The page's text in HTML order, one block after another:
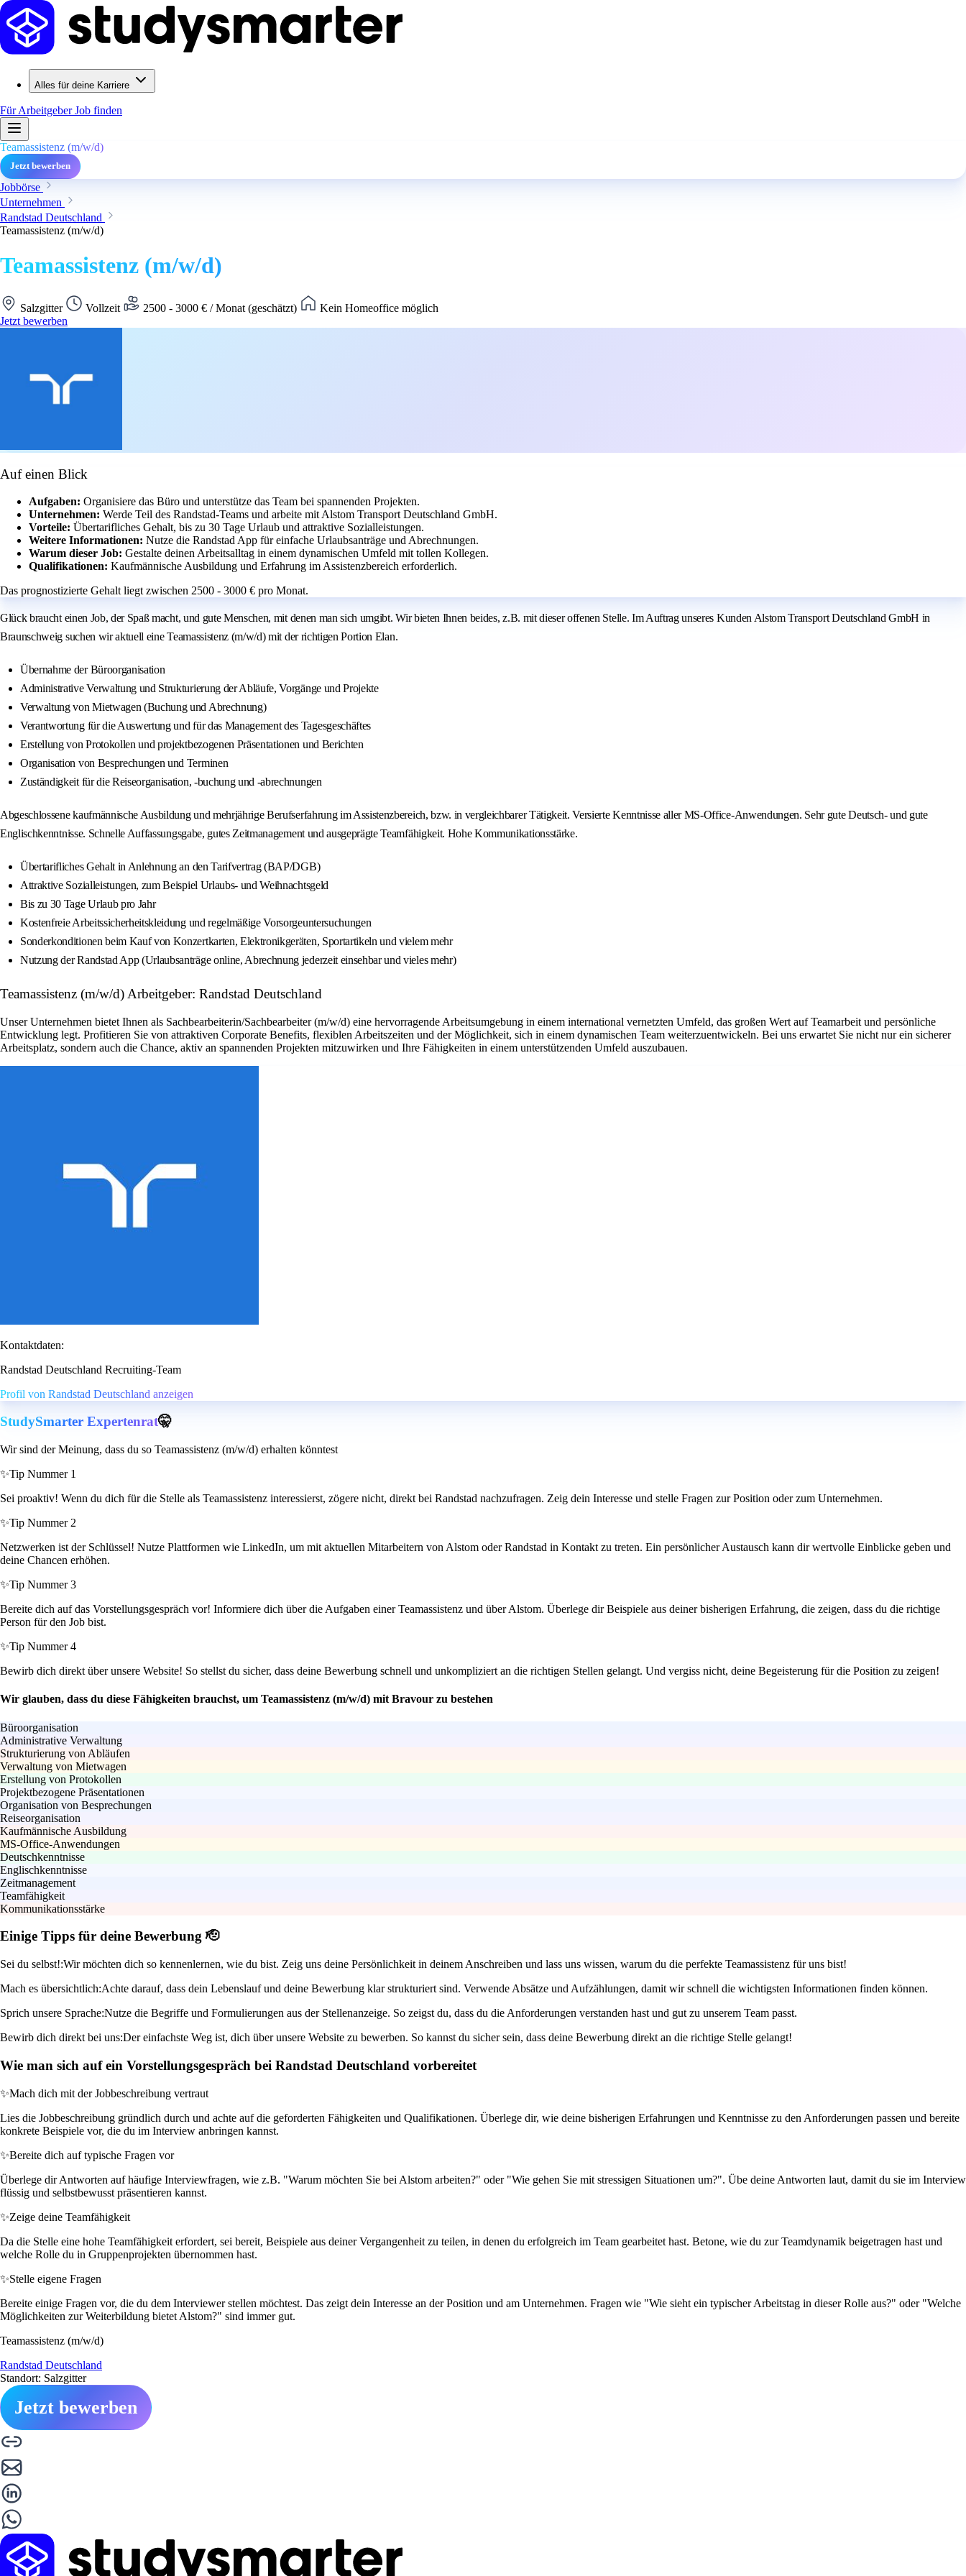
Alles für deine Karriere
Für ArbeitgeberJob finden
Teamassistenz (m/w/d)
Jetzt bewerben
Jobbörse
Unternehmen
Randstad Deutschland
Teamassistenz (m/w/d)
Teamassistenz (m/w/d)
Salzgitter Vollzeit 2500 - 3000 € / Monat (geschätzt)
Kein Homeoffice möglich
Jetzt bewerben
Auf einen Blick
Aufgaben: Organisiere das Büro und unterstütze das Team bei spannenden Projekten.
Unternehmen: Werde Teil des Randstad-Teams und arbeite mit Alstom Transport Deutschland GmbH.
Vorteile: Übertarifliches Gehalt, bis zu 30 Tage Urlaub und attraktive Sozialleistungen.
Weitere Informationen: Nutze die Randstad App für einfache Urlaubsanträge und Abrechnungen.
Warum dieser Job: Gestalte deinen Arbeitsalltag in einem dynamischen Umfeld mit tollen Kollegen.
Qualifikationen: Kaufmännische Ausbildung und Erfahrung im Assistenzbereich erforderlich.
Das prognostizierte Gehalt liegt zwischen 2500 - 3000 € pro Monat.
Glück braucht einen Job, der Spaß macht, und gute Menschen, mit denen man sich umgibt. Wir bieten Ihnen beides, z.B. mit dieser offenen Stelle. Im Auftrag unseres Kunden Alstom Transport Deutschland GmbH in
Braunschweig suchen wir aktuell eine Teamassistenz (m/w/d) mit der richtigen Portion Elan.
Übernahme der Büroorganisation
Administrative Verwaltung und Strukturierung der Abläufe, Vorgänge und Projekte
Verwaltung von Mietwagen (Buchung und Abrechnung)
Verantwortung für die Auswertung und für das Management des Tagesgeschäftes
Erstellung von Protokollen und projektbezogenen Präsentationen und Berichten
Organisation von Besprechungen und Terminen
Zuständigkeit für die Reiseorganisation, -buchung und -abrechnungen
Abgeschlossene kaufmännische Ausbildung und mehrjährige Berufserfahrung im Assistenzbereich, bzw. in vergleichbarer Tätigkeit. Versierte Kenntnisse aller MS-Office-Anwendungen. Sehr gute Deutsch- und gute
Englischkenntnisse. Schnelle Auffassungsgabe, gutes Zeitmanagement und ausgeprägte Teamfähigkeit. Hohe Kommunikationsstärke.
Übertarifliches Gehalt in Anlehnung an den Tarifvertrag (BAP/DGB)
Attraktive Sozialleistungen, zum Beispiel Urlaubs- und Weihnachtsgeld
Bis zu 30 Tage Urlaub pro Jahr
Kostenfreie Arbeitssicherheitskleidung und regelmäßige Vorsorgeuntersuchungen
Sonderkonditionen beim Kauf von Konzertkarten, Elektronikgeräten, Sportartikeln und vielem mehr
Nutzung der Randstad App (Urlaubsanträge online, Abrechnung jederzeit einsehbar und vieles mehr)
Teamassistenz (m/w/d) Arbeitgeber: Randstad Deutschland
Unser Unternehmen bietet Ihnen als Sachbearbeiterin/Sachbearbeiter (m/w/d) eine hervorragende Arbeitsumgebung in einem international vernetzten Umfeld, das großen Wert auf Teamarbeit und persönliche
Entwicklung legt. Profitieren Sie von attraktiven Corporate Benefits, flexiblen Arbeitszeiten und der Möglichkeit, sich in einem dynamischen Team weiterzuentwickeln. Bei uns erwartet Sie nicht nur ein sicherer
Arbeitsplatz, sondern auch die Chance, aktiv an spannenden Projekten mitzuwirken und Ihre Fähigkeiten in einem unterstützenden Umfeld auszubauen.
Kontaktdaten:
Randstad Deutschland Recruiting-Team
Profil von Randstad Deutschland anzeigen
StudySmarter Expertenrat🤫
Wir sind der Meinung, dass du so Teamassistenz (m/w/d) erhalten könntest
✨Tip Nummer 1
Sei proaktiv! Wenn du dich für die Stelle als Teamassistenz interessierst, zögere nicht, direkt bei Randstad nachzufragen. Zeig dein Interesse und stelle Fragen zur Position oder zum Unternehmen.
✨Tip Nummer 2
Netzwerken ist der Schlüssel! Nutze Plattformen wie LinkedIn, um mit aktuellen Mitarbeitern von Alstom oder Randstad in Kontakt zu treten. Ein persönlicher Austausch kann dir wertvolle Einblicke geben und
deine Chancen erhöhen.
✨Tip Nummer 3
Bereite dich auf das Vorstellungsgespräch vor! Informiere dich über die Aufgaben einer Teamassistenz und über Alstom. Überlege dir Beispiele aus deiner bisherigen Erfahrung, die zeigen, dass du die richtige
Person für den Job bist.
✨Tip Nummer 4
Bewirb dich direkt über unsere Website! So stellst du sicher, dass deine Bewerbung schnell und unkompliziert an die richtigen Stellen gelangt. Und vergiss nicht, deine Begeisterung für die Position zu zeigen!
Wir glauben, dass du diese Fähigkeiten brauchst, um Teamassistenz (m/w/d) mit Bravour zu bestehen
Büroorganisation
Administrative Verwaltung
Strukturierung von Abläufen
Verwaltung von Mietwagen
Erstellung von Protokollen
Projektbezogene Präsentationen
Organisation von Besprechungen
Reiseorganisation
Kaufmännische Ausbildung
MS-Office-Anwendungen
Deutschkenntnisse
Englischkenntnisse
Zeitmanagement
Teamfähigkeit
Kommunikationsstärke
Einige Tipps für deine Bewerbung 🫡
Sei du selbst!:Wir möchten dich so kennenlernen, wie du bist. Zeig uns deine Persönlichkeit in deinem Anschreiben und lass uns wissen, warum du die perfekte Teamassistenz für uns bist!
Mach es übersichtlich:Achte darauf, dass dein Lebenslauf und deine Bewerbung klar strukturiert sind. Verwende Absätze und Aufzählungen, damit wir schnell die wichtigsten Informationen finden können.
Sprich unsere Sprache:Nutze die Begriffe und Formulierungen aus der Stellenanzeige. So zeigst du, dass du die Anforderungen verstanden hast und gut zu unserem Team passt.
Bewirb dich direkt bei uns:Der einfachste Weg ist, dich über unsere Website zu bewerben. So kannst du sicher sein, dass deine Bewerbung direkt an die richtige Stelle gelangt!
Wie man sich auf ein Vorstellungsgespräch bei Randstad Deutschland vorbereitet
✨Mach dich mit der Jobbeschreibung vertraut
Lies die Jobbeschreibung gründlich durch und achte auf die geforderten Fähigkeiten und Qualifikationen. Überlege dir, wie deine bisherigen Erfahrungen und Kenntnisse zu den Anforderungen passen und bereite
konkrete Beispiele vor, die du im Interview anbringen kannst.
✨Bereite dich auf typische Fragen vor
Überlege dir Antworten auf häufige Interviewfragen, wie z.B. "Warum möchten Sie bei Alstom arbeiten?" oder "Wie gehen Sie mit stressigen Situationen um?". Übe deine Antworten laut, damit du sie im Interview
flüssig und selbstbewusst präsentieren kannst.
✨Zeige deine Teamfähigkeit
Da die Stelle eine hohe Teamfähigkeit erfordert, sei bereit, Beispiele aus deiner Vergangenheit zu teilen, in denen du erfolgreich im Team gearbeitet hast. Betone, wie du zur Teamdynamik beigetragen hast und
welche Rolle du in Gruppenprojekten übernommen hast.
✨Stelle eigene Fragen
Bereite einige Fragen vor, die du dem Interviewer stellen möchtest. Das zeigt dein Interesse an der Position und am Unternehmen. Fragen wie "Wie sieht ein typischer Arbeitstag in dieser Rolle aus?" oder "Welche
Möglichkeiten zur Weiterbildung bietet Alstom?" sind immer gut.
Teamassistenz (m/w/d)
Randstad Deutschland
Standort: Salzgitter
Jetzt bewerben